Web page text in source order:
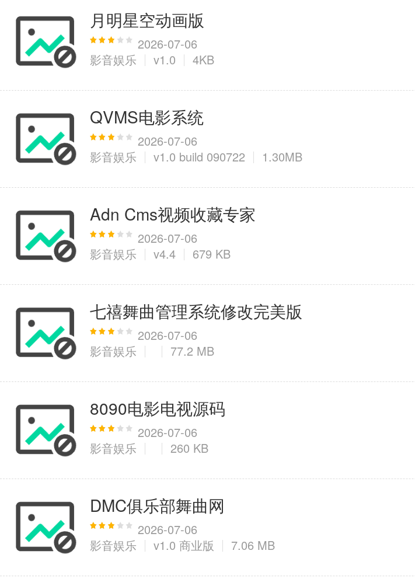
月明星空动画版
2026-07-06
影音娱乐
v1.0 4KB
QVMS电影系统
2026-07-06
影音娱乐
v1.0 build 090722 1.30MB
Adn Cms视频收藏专家
2026-07-06
影音娱乐
v4.4 679 KB
七禧舞曲管理系统修改完美版
2026-07-06
影音娱乐
77.2 MB
8090电影电视源码
2026-07-06
影音娱乐
260 KB
DMC俱乐部舞曲网
2026-07-06
影音娱乐
v1.0 商业版 7.06 MB